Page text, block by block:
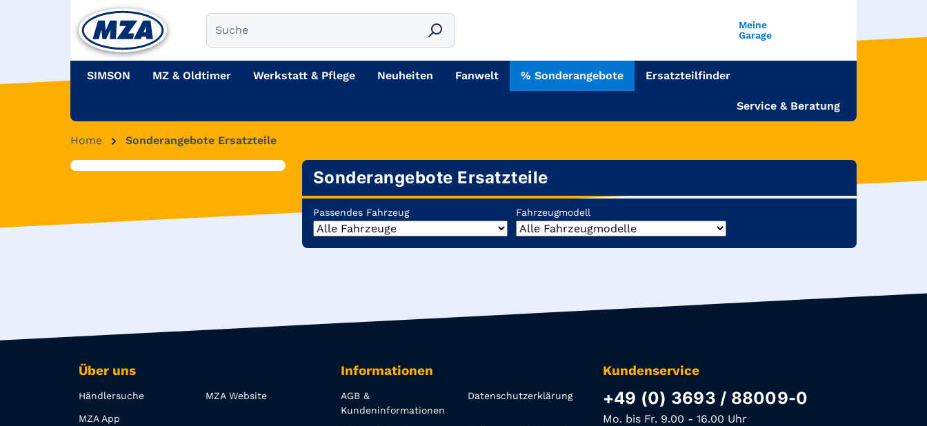
Meine
Garage
SIMSON MZ & Oldtimer Werkstatt & Pflege Neuheiten Fanwelt % Sonderangebote Ersatzteilfinder
Service & Beratung
Home Sonderangebote Ersatzteile
Sonderangebote Ersatzteile
Passendes Fahrzeug Fahrzeugmodell
Kundenservice
+49 (0) 3693 / 88009-0
Mo. bis Fr. 9.00 - 16.00 Uhr
Über uns
Händlersuche MZA Website
MZA App
Informationen
AGB &
Kundeninformationen
Datenschutzerklärung